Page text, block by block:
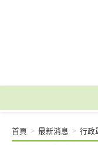
首頁 > 最新消息 > 行政